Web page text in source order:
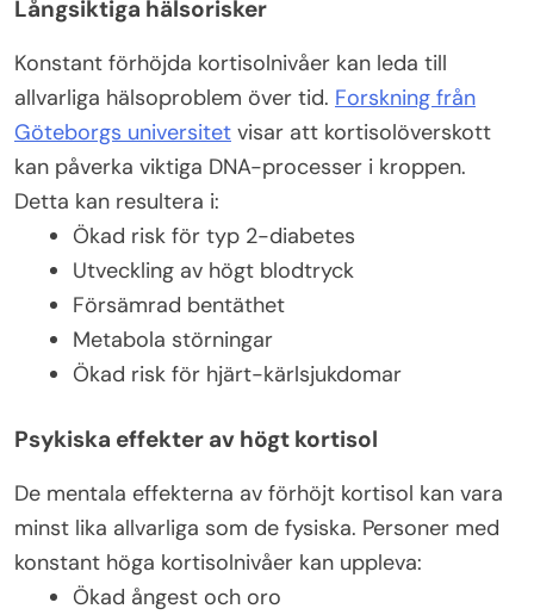
Långsiktiga hälsorisker
Konstant förhöjda kortisolnivåer kan leda till
allvarliga hälsoproblem över tid. Forskning från
Göteborgs universitet visar att kortisolöverskott
kan påverka viktiga DNA-processer i kroppen.
Detta kan resultera i:
Ökad risk för typ 2-diabetes
Utveckling av högt blodtryck
Försämrad bentäthet
Metabola störningar
Ökad risk för hjärt-kärlsjukdomar
Psykiska effekter av högt kortisol
De mentala effekterna av förhöjt kortisol kan vara
minst lika allvarliga som de fysiska. Personer med
konstant höga kortisolnivåer kan uppleva:
Ökad ångest och oro